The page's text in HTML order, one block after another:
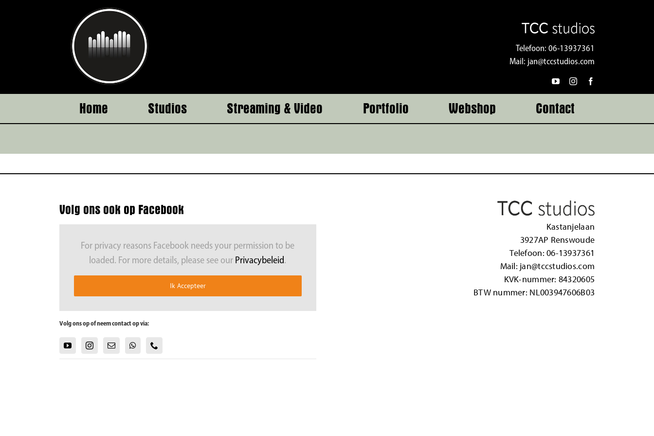
Telefoon:06-13937361
Mail: jan@tccstudios.com
Home Studios Streaming & Video Portfolio Webshop Contact
Volg ons ook op Facebook
For privacy reasons Facebook needs your permission to be
loaded. For more details, please see our Privacybeleid.
Ik Accepteer
Volg ons op of neem contact op via:
Kastanjelaan
3927AP Renswoude
Telefoon:06-13937361
Mail: jan@tccstudios.com
KVK-nummer: 84320605
BTW nummer: NL003947606B03